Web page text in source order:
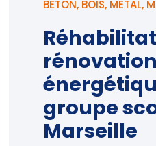
BÉTON, BOIS, MÉTAL,
rénovation
groupe
Marseille